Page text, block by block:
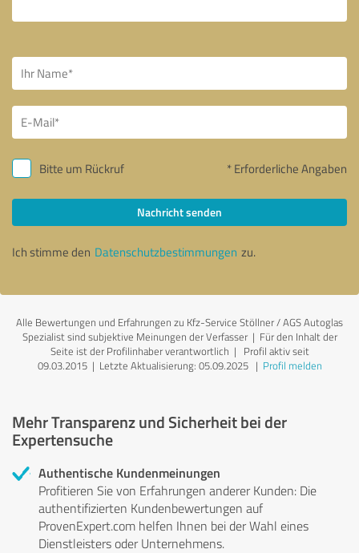
Bitte um Rückruf * Erforderliche Angaben
Nachricht senden
Ich stimme den Datenschutzbestimmungen zu.
Alle Bewertungen und Erfahrungen zu Kfz-Service Stöllner / AGS Autoglas
Spezialist sind subjektive Meinungen der Verfasser | Für den Inhalt der
Seite ist der Profilinhaber verantwortlich | Profil aktiv seit
09.03.2015 | Letzte Aktualisierung: 05.09.2025| Profil melden
Mehr Transparenz und Sicherheit bei der
Expertensuche
Authentische Kundenmeinungen
Profitieren Sie von Erfahrungen anderer Kunden: Die
authentifizierten Kundenbewertungen auf
ProvenExpert.com helfen Ihnen bei der Wahl eines
Dienstleisters oder Unternehmens.